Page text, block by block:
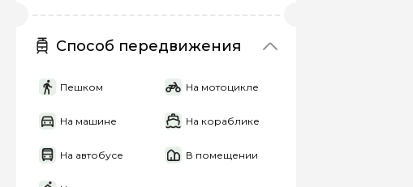
Способ передвижения
Пешком На мотоцикле
На машине На кораблике
На автобусе В помещении
Вопросы и комментарии